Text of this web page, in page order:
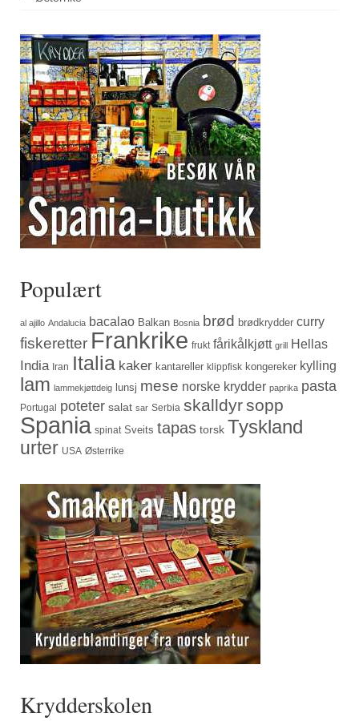
Populært
al ajillo Andalucia bacalao Balkan Bosnia brød brødkrydder curry
fiskeretter Frankrike frukt fårikålkjøtt grill Hellas
India Iran Italia kaker kantareller klippfisk kongereker kylling
lam lammekjøttdeig lunsj mese norske krydder paprika pasta
Portugal poteter salat sar Serbia skalldyrsopp
Spania spinat Sveits tapas torsk Tyskland
urter USA Østerrike
Krydderskolen